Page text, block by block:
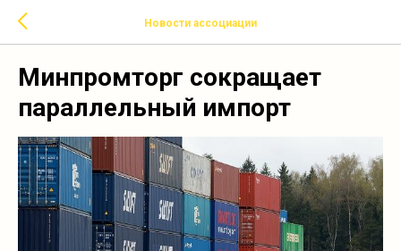
Новости ассоциации
Минпромторг сокращает
параллельный импорт